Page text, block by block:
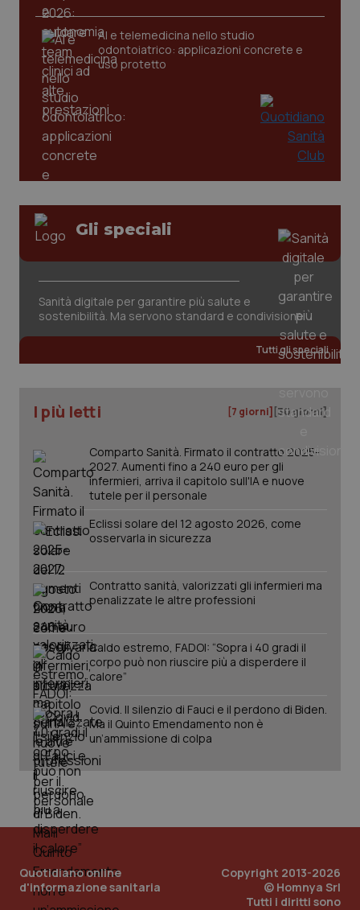
AI e telemedicina nello studio
odontoiatrico: applicazioni concrete e
uso protetto
Gli speciali
Sanità digitale per garantire più salute e
sostenibilità. Ma servono standard e condivisione
Tutti gli speciali
I più letti [7 giorni] [30 giorni]
Comparto Sanità. Firmato il contratto 2025-
2027. Aumenti fino a 240 euro per gli
infermieri, arriva il capitolo sull'IA e nuove
tutele per il personale
Eclissi solare del 12 agosto 2026, come
osservarla in sicurezza
Contratto sanità, valorizzati gli infermieri ma
penalizzate le altre professioni
Caldo estremo, FADOI: “Sopra i 40 gradi il
corpo può non riuscire più a disperdere il
calore”
Covid. Il silenzio di Fauci e il perdono di Biden.
Ma il Quinto Emendamento non è
un’ammissione di colpa
Quotidiano online
d'informazione sanitaria
Copyright 2013-2026
© Homnya Srl
Tutti i diritti sono
tracking-sites-ironfish-
session-id
www.quotidianosanita.it
_ga
PHPSESSID
_ga_KM60CM4NPH